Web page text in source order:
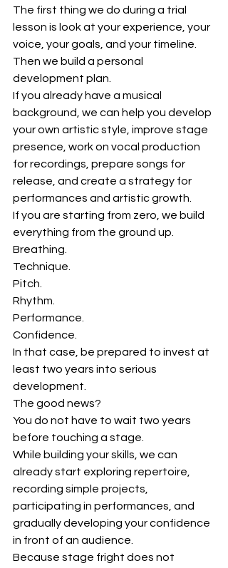
The first thing we do during a trial
lesson is look at your experience, your
voice, your goals, and your timeline.
Then we build a personal
development plan.
If you already have a musical
background, we can help you develop
your own artistic style, improve stage
presence, work on vocal production
for recordings, prepare songs for
release, and create a strategy for
performances and artistic growth.
If you are starting from zero, we build
everything from the ground up.
Breathing.
Technique.
Pitch.
Rhythm.
Performance.
Confidence.
In that case, be prepared to invest at
least two years into serious
development.
The good news?
You do not have to wait two years
before touching a stage.
While building your skills, we can
already start exploring repertoire,
recording simple projects,
participating in performances, and
gradually developing your confidence
in front of an audience.
Because stage fright does not